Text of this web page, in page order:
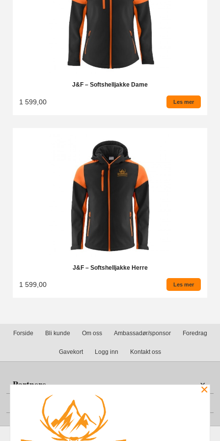
J&F – Softshelljakke Dame
1 599,00 Les mer
J&F – Softshelljakke Herre
1 599,00 Les mer
Forside Bli kunde Om oss Ambassadør/sponsor Foredrag
Gavekort Logg inn Kontakt oss
Partnere
Din konto
×